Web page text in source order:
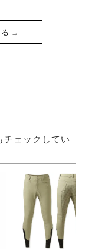
チェックしてい